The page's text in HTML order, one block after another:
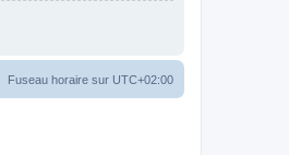
Fuseau horaire sur UTC+02:00